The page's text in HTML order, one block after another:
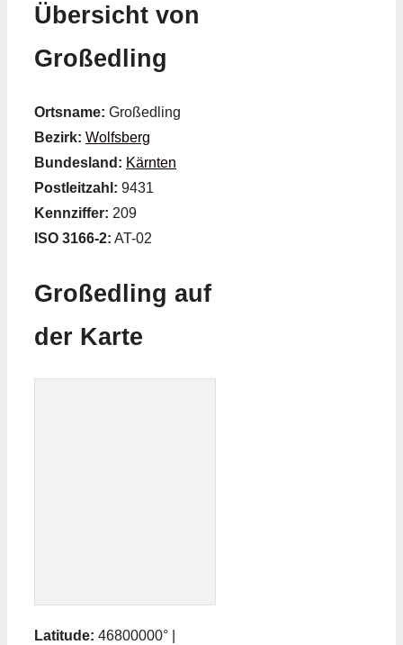
Übersicht von
Großedling
Ortsname: Großedling
Bezirk: Wolfsberg
Bundesland: Kärnten
Postleitzahl: 9431
Kennziffer: 209
ISO 3166-2: AT-02
Großedling auf
der Karte
Latitude: 46800000° |